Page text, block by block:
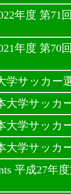
年度 第71
年度 第70
学サッカー
大学サッカ
大学サッカ
大学サッカ
平成27年